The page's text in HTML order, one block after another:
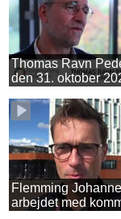
Thomas Ravn
den 31. oktober
Flemming
arbejdet med